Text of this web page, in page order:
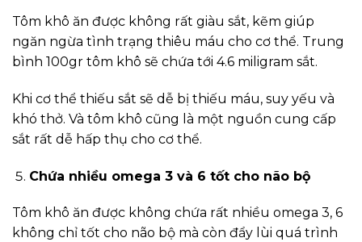
Tôm khô ăn được không rất giàu sắt, kẽm giúp
ngăn ngừa tình trạng thiêu máu cho cơ thể. Trung
bình 100gr tôm khô sẽ chứa tới 4.6 miligram sắt.
Khi cơ thể thiếu sắt sẽ dễ bị thiếu máu, suy yếu và
khó thở. Và tôm khô cũng là một nguồn cung cấp
sắt rất dễ hấp thụ cho cơ thể.
Chứa nhiều omega 3 và 6 tốt cho não bộ
Tôm khô ăn được không chứa rất nhiều omega 3, 6
không chỉ tốt cho não bộ mà còn đẩy lùi quá trình